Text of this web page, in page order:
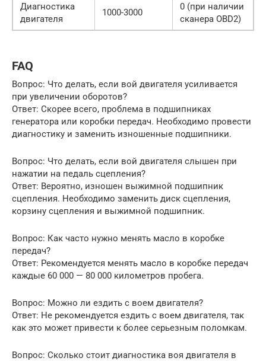
Диагностика
двигателя
1000-3000
0 (при наличии
сканера OBD2)
FAQ
Вопрос: Что делать, если вой двигателя усиливается
при увеличении оборотов?
Ответ: Скорее всего, проблема в подшипниках
генератора или коробки передач. Необходимо провести
диагностику и заменить изношенные подшипники.
Вопрос: Что делать, если вой двигателя слышен при
нажатии на педаль сцепления?
Ответ: Вероятно, изношен выжимной подшипник
сцепления. Необходимо заменить диск сцепления,
корзину сцепления и выжимной подшипник.
Вопрос: Как часто нужно менять масло в коробке
передач?
Ответ: Рекомендуется менять масло в коробке передач
каждые 60 000 — 80 000 километров пробега.
Вопрос: Можно ли ездить с воем двигателя?
Ответ: Не рекомендуется ездить с воем двигателя, так
как это может привести к более серьезным поломкам.
Вопрос: Сколько стоит диагностика воя двигателя в